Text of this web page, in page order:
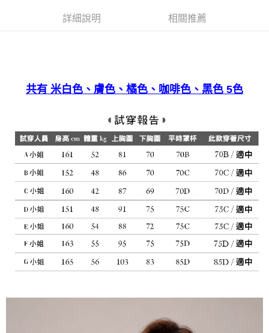
詳細說明 相關推薦
共有 米白色、膚色、橘色、咖啡色、黑色 5色